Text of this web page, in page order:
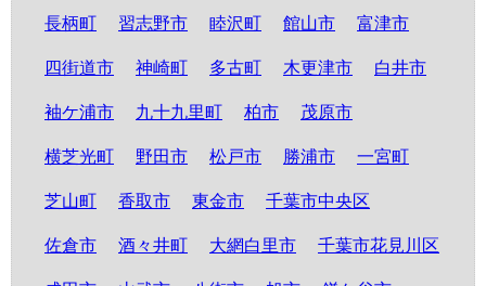
長柄町
習志野市 睦沢町 館山市 富津市
四街道市 神崎町 多古町 木更津市 白井市
袖ケ浦市 九十九里町 柏市 茂原市
横芝光町 野田市 松戸市 勝浦市 一宮町
芝山町 香取市 東金市 千葉市中央区
佐倉市 酒々井町 大網白里市 千葉市花見川区